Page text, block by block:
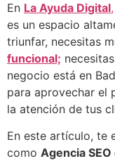
En La Ayuda Digital,
es un espacio
triunfar, necesitas
funcional;
negocio está en
para aprovechar el
la atención de tus
En este artículo, te
como Agencia